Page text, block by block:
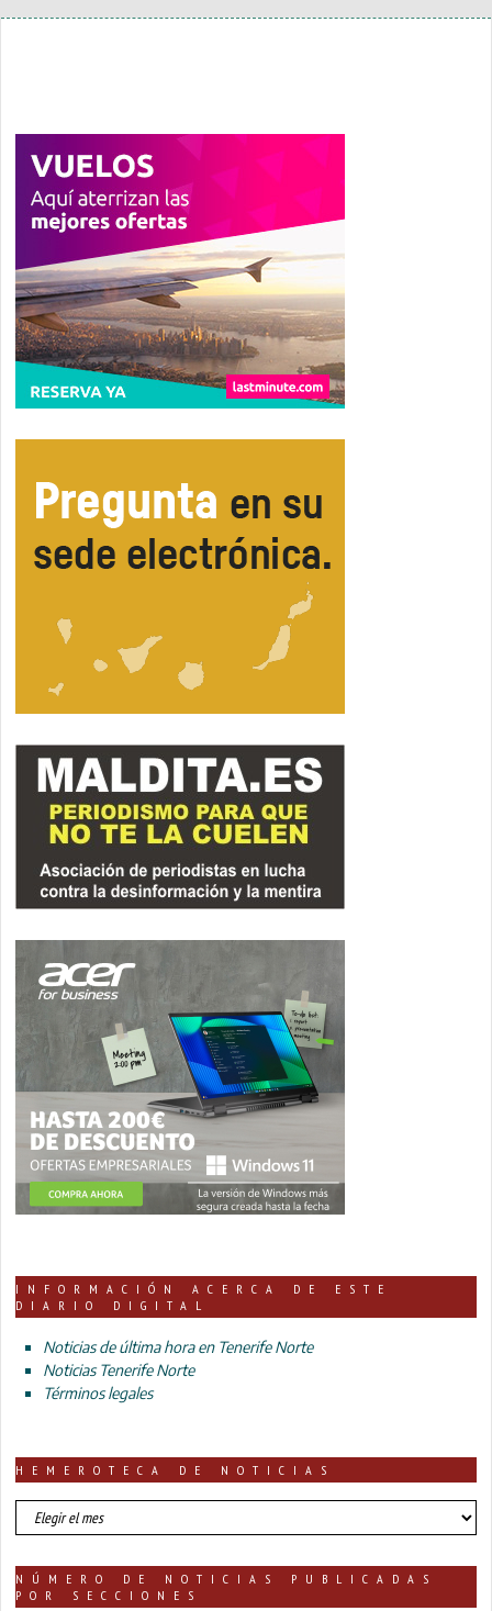
INFORMACIÓN ACERCA DE ESTE
DIARIO DIGITAL
Noticias de última hora en Tenerife Norte
Noticias Tenerife Norte
Términos legales
HEMEROTECA DE NOTICIAS
HEMEROTECA
DE
NÚMERO DE NOTICIAS PUBLICADAS
POR SECCIONES